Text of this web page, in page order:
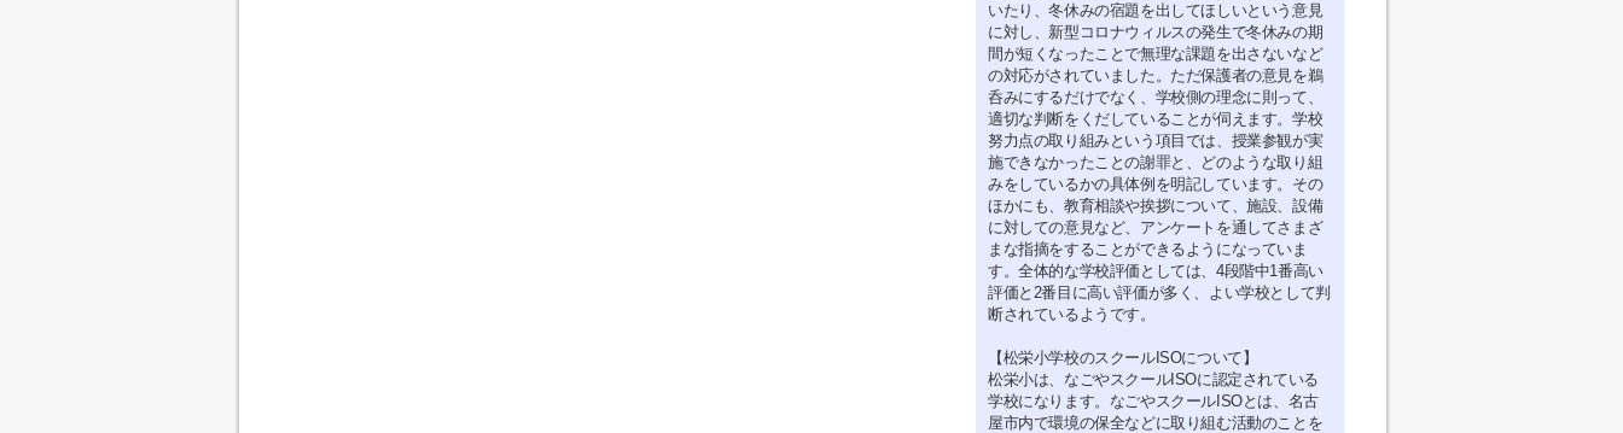
いたり、冬休みの宿題を出してほしいという意見
に対し、新型コロナウィルスの発生で冬休みの期
間が短くなったことで無理な課題を出さないなど
の対応がされていました。ただ保護者の意見を鵜
呑みにするだけでなく、学校側の理念に則って、
適切な判断をくだしていることが伺えます。学校
努力点の取り組みという項目では、授業参観が実
施できなかったことの謝罪と、どのような取り組
みをしているかの具体例を明記しています。その
ほかにも、教育相談や挨拶について、施設、設備
に対しての意見など、アンケートを通してさまざ
まな指摘をすることができるようになっていま
す。全体的な学校評価としては、4段階中1番高い
評価と2番目に高い評価が多く、よい学校として判
断されているようです。
【松栄小学校のスクールISOについて】
松栄小は、なごやスクールISOに認定されている
学校になります。なごやスクールISOとは、名古
屋市内で環境の保全などに取り組む活動のことを